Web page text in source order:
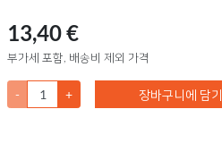
13,40 €
부가세 포함, 배송비 제외 가격
- + 장바구니에 담기